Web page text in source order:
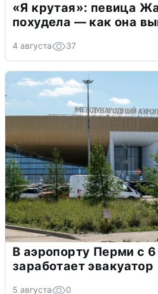
«Я крутая»: певица
похудела — как она
4 августа 37
В аэропорту Перми с 6
заработает эвакуатор
5 августа 0